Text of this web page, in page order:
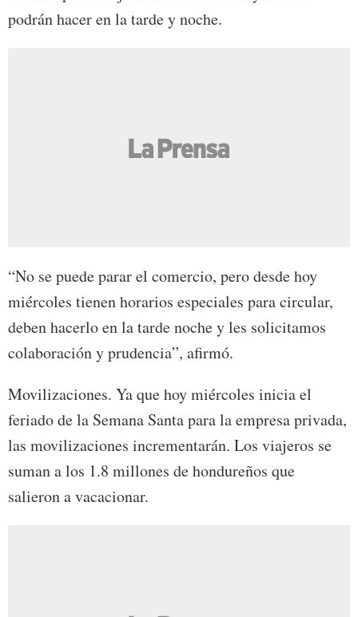
podrán hacer en la tarde y noche.
“No se puede parar el comercio, pero desde hoy
miércoles tienen horarios especiales para circular,
deben hacerlo en la tarde noche y les solicitamos
colaboración y prudencia”, afirmó.
Movilizaciones. Ya que hoy miércoles inicia el
feriado de la Semana Santa para la empresa privada,
las movilizaciones incrementarán. Los viajeros se
suman a los 1.8 millones de hondureños que
salieron a vacacionar.